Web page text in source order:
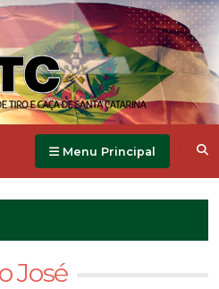
Menu Principal
José